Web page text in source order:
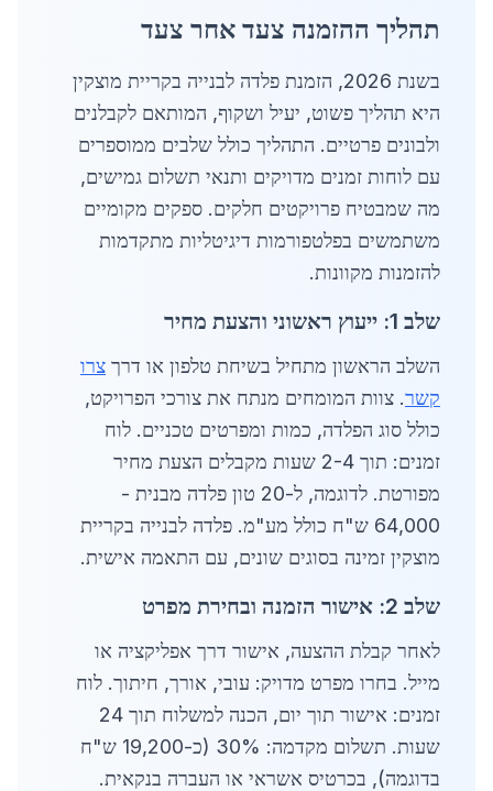
תהליך ההזמנה צעד אחר צעד
בשנת 2026, הזמנת פלדה לבנייה בקריית מוצקין
היא תהליך פשוט, יעיל ושקוף, המותאם לקבלנים
ולבונים פרטיים. התהליך כולל שלבים ממוספרים
עם לוחות זמנים מדויקים ותנאי תשלום גמישים,
מה שמבטיח פרויקטים חלקים. ספקים מקומיים
משתמשים בפלטפורמות דיגיטליות מתקדמות
להזמנות מקוונות.
שלב 1: ייעוץ ראשוני והצעת מחיר
השלב הראשון מתחיל בשיחת טלפון או דרך צרו
קשר. צוות המומחים מנתח את צורכי הפרויקט,
כולל סוג הפלדה, כמות ומפרטים טכניים. לוח
זמנים: תוך 2-4 שעות מקבלים הצעת מחיר
מפורטת. לדוגמה, ל-20 טון פלדה מבנית -
64,000 ש"ח כולל מע"מ. פלדה לבנייה בקריית
מוצקין זמינה בסוגים שונים, עם התאמה אישית.
שלב 2: אישור הזמנה ובחירת מפרט
לאחר קבלת ההצעה, אישור דרך אפליקציה או
מייל. בחרו מפרט מדויק: עובי, אורך, חיתוך. לוח
זמנים: אישור תוך יום, הכנה למשלוח תוך 24
שעות. תשלום מקדמה: 30% (כ-19,200 ש"ח
בדוגמה), בכרטיס אשראי או העברה בנקאית.